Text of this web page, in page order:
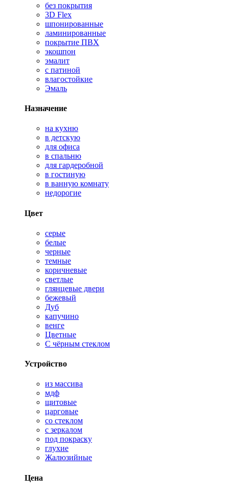
без покрытия
3D Flex
шпонированные
ламинированные
покрытие ПВХ
экошпон
эмалит
с патиной
влагостойкие
Эмаль
Назначение
на кухню
в детскую
для офиса
в спальню
для гардеробной
в гостиную
в ванную комнату
недорогие
Цвет
серые
белые
черные
темные
коричневые
светлые
глянцевые двери
бежевый
Дуб
капучино
венге
Цветные
С чёрным стеклом
Устройство
из массива
мдф
щитовые
царговые
со стеклом
с зеркалом
под покраску
глухие
Жалюзийные
Цена